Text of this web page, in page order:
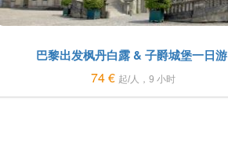
巴黎出发枫丹白露 & 子爵城堡一日游
74 € 起/人，9 小时